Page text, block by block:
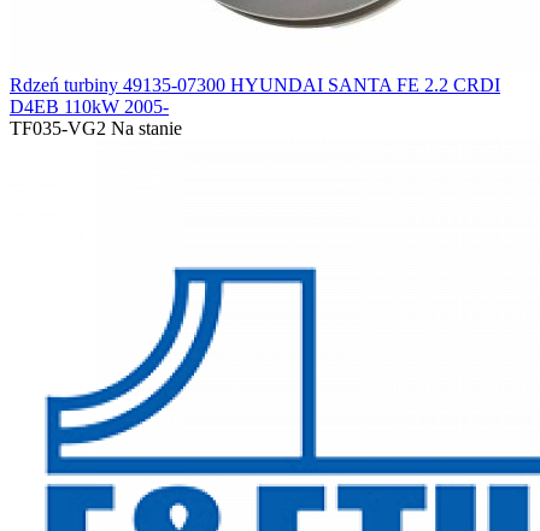
Rdzeń turbiny 49135-07300 HYUNDAI SANTA FE 2.2 CRDI
D4EB 110kW 2005-
TF035-VG2 Na stanie